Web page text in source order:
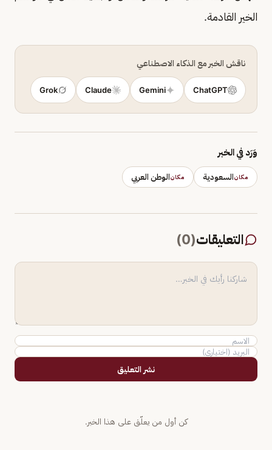
الخير القادمة.
ناقش الخبر مع الذكاء الاصطناعي
ChatGPT
Gemini
Claude
Grok
وَرَد في الخبر
مكانالسعودية مكانالوطن العربي
التعليقات(
0
)
نشر التعليق
كن أول من يعلّق على هذا الخبر.